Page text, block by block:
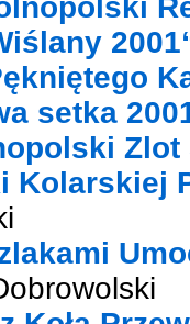
setka
Kolarskiej